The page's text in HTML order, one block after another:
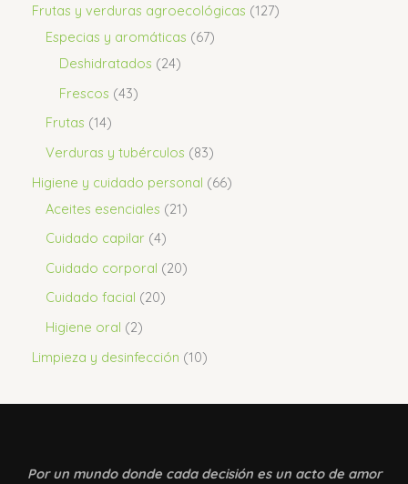
Frutas y verduras agroecológicas 127
Especias y aromáticas
67
Deshidratados
24
Frescos 43
Frutas 14
Verduras y tubérculos
83
Higiene y cuidado personal
66
Aceites esenciales
21
Cuidado capilar 4
Cuidado corporal
20
Cuidado facial
20
Higiene oral
2
Limpieza y desinfección 10
Por un mundo donde cada decisión es un acto de amor